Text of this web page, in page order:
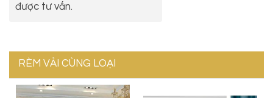
được tư vấn.
RÈM VẢI CÙNG LOẠI